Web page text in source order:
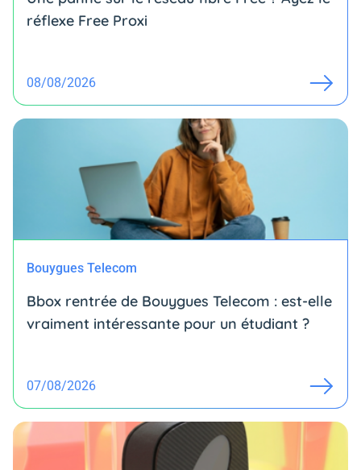
réflexe Free Proxi
08/08/2026
Bouygues Telecom
Bbox rentrée de Bouygues Telecom : est-elle
vraiment intéressante pour un étudiant ?
07/08/2026